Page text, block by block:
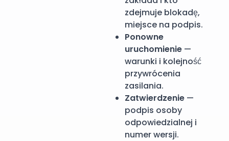
zdejmuje blokadę,
miejsce na podpis.
Ponowne
uruchomienie —
warunki i kolejność
przywrócenia
zasilania.
Zatwierdzenie —
podpis osoby
odpowiedzialnej i
numer wersji.